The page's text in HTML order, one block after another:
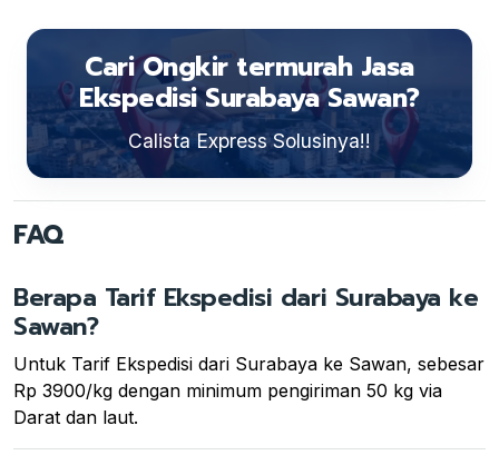
Cari Ongkir termurah Jasa
Ekspedisi Surabaya Sawan?
Calista Express Solusinya!!
FAQ
Berapa Tarif Ekspedisi dari Surabaya ke
Sawan?
Untuk Tarif Ekspedisi dari Surabaya ke Sawan, sebesar
Rp 3900/kg dengan minimum pengiriman 50 kg via
Darat dan laut.